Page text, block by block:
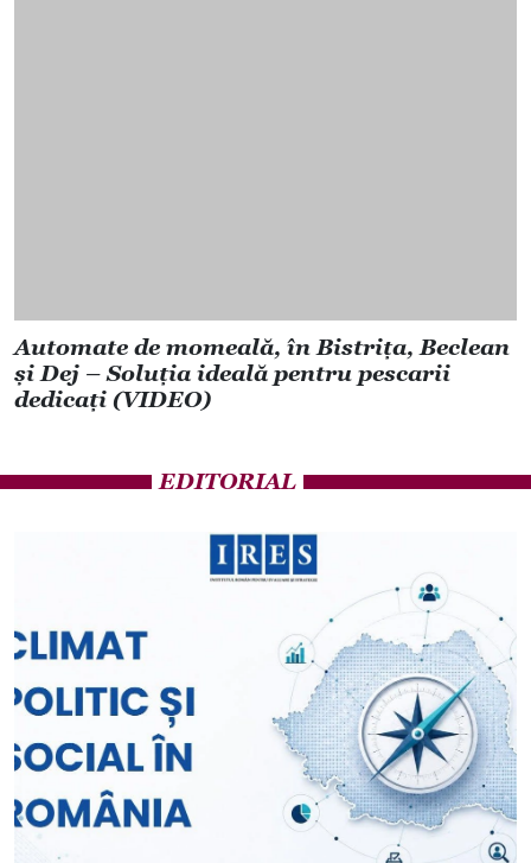
Automate de momeală, în Bistrița, Beclean
și Dej – Soluția ideală pentru pescarii
dedicați (VIDEO)
EDITORIAL